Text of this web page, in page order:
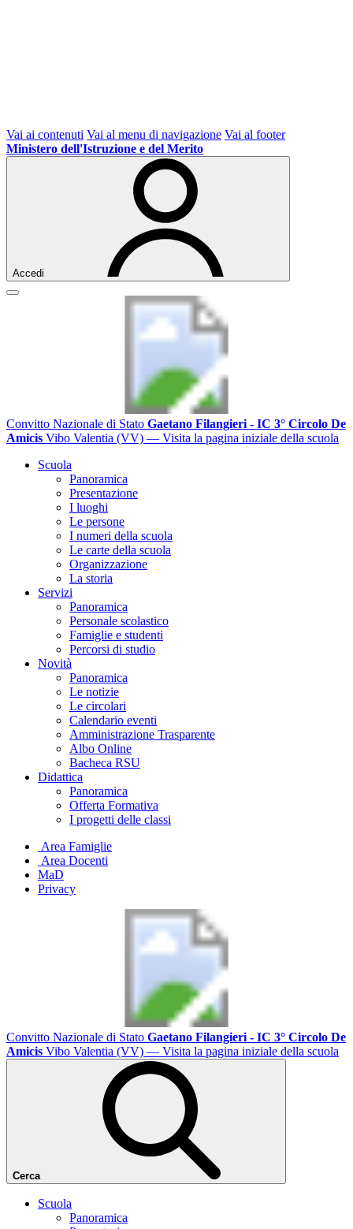
Vai ai contenuti Vai al menu di navigazione Vai al footer
Ministero dell'Istruzione e del Merito
Accedi
Convitto Nazionale di Stato Gaetano Filangieri - IC 3° Circolo De
Amicis Vibo Valentia (VV) — Visita la pagina iniziale della scuola
Scuola
Panoramica
Presentazione
I luoghi
Le persone
I numeri della scuola
Le carte della scuola
Organizzazione
La storia
Servizi
Panoramica
Personale scolastico
Famiglie e studenti
Percorsi di studio
Novità
Panoramica
Le notizie
Le circolari
Calendario eventi
Amministrazione Trasparente
Albo Online
Bacheca RSU
Didattica
Panoramica
Offerta Formativa
I progetti delle classi
Area Famiglie
Area Docenti
MaD
Privacy
Convitto Nazionale di Stato Gaetano Filangieri - IC 3° Circolo De
Amicis Vibo Valentia (VV) — Visita la pagina iniziale della scuola
Cerca
Scuola
Panoramica